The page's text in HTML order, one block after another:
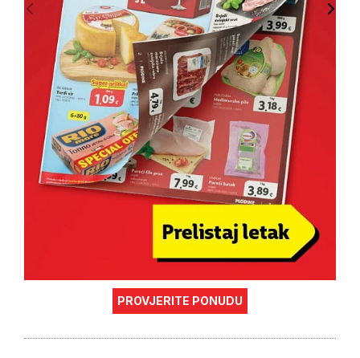
PROVJERITE PONUDU